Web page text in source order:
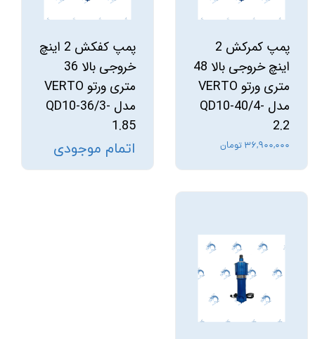
پمپ کمرکش 2
اینچ خروجی بالا 48
متری ورتو VERTO
مدل QD10-40/4-
2.2
۳۶,۹۰۰,۰۰۰ تومان
پمپ کفکش 2 اینچ
خروجی بالا 36
متری ورتو VERTO
مدل QD10-36/3-
1.85
اتمام موجودی